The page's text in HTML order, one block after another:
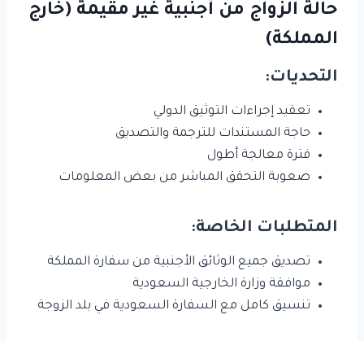
حالة الزواج من أجنبية غير مقيمة (خارج
المملكة)
التحديات:
تعقيد إجراءات التوثيق الدولي
حاجة المستندات للترجمة والتصديق
فترة معالجة أطول
صعوبة التحقق المباشر من بعض المعلومات
المتطلبات الخاصة:
تصديق جميع الوثائق الأجنبية من سفارة المملكة
موافقة وزارة الخارجية السعودية
تنسيق كامل مع السفارة السعودية في بلد الزوجة